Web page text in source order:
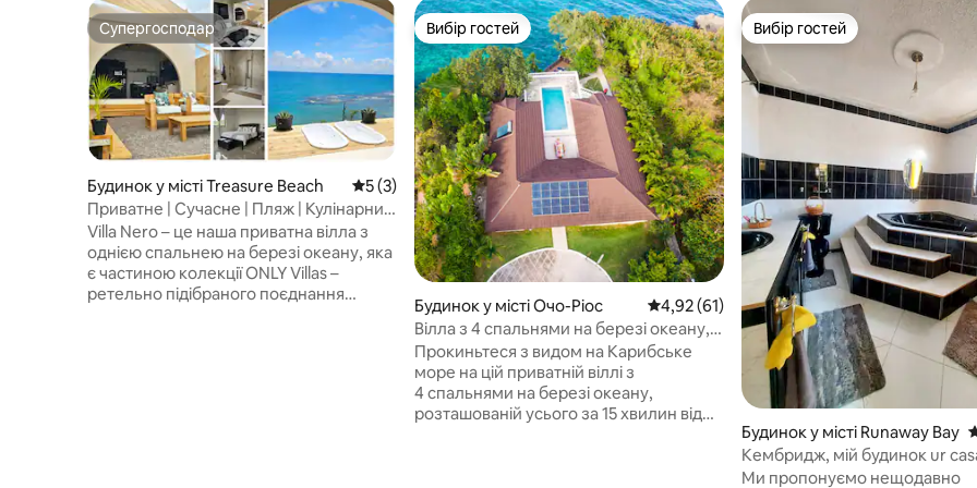
Супергосподар
Супергосподар
Будинок у місті Treasure Beach Середня оцінка: 5 з 5, відгуки: 3
5 (3)
Приватне | Сучасне | Пляж | Кулінарний
відпочинок
Villa Nero – це наша приватна вілла з
однією спальнею на березі океану, яка
є частиною колекції ONLY Villas –
ретельно підібраного поєднання
Вибір гостей
Вибір гостей
Будинок у місті Очо-Ріос Середня оцінка: 4,92 з 5, відгуки: 61
4,92 (61)
Вілла з 4 спальнями на березі океану,
басейн, можливість замовлення шеф-
кухаря, поблизу Очо-Ріос
Прокиньтеся з видом на Карибське
море на цій приватній віллі з
4 спальнями на березі океану,
розташованій усього за 15 хвилин від
Вибір гостей
Вибір гостей
Будинок у місті Runaway Bay
Кембридж, мій будинок ur
басейном і виходом до пляжу
Ми пропонуємо нещодавно